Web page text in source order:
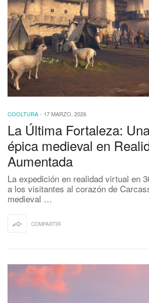
COOLTURA - 17 MARZO, 2026
La Última Fortaleza:
épica medieval en
Aumentada
La expedición en realidad virtual en
a los visitantes al corazón de
medieval …
COMPARTIR